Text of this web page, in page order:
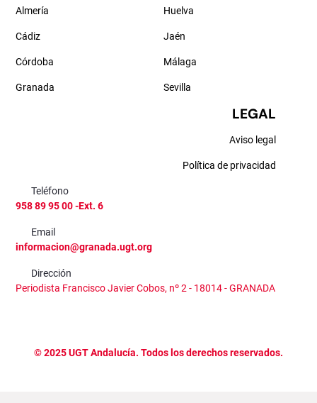
Almería
Cádiz
Córdoba
Granada
Huelva
Jaén
Málaga
Sevilla
LEGAL
Aviso legal
Política de privacidad
Teléfono
958 89 95 00 -Ext. 6
Email
informacion@granada.ugt.org
Dirección
Periodista Francisco Javier Cobos, nº 2 - 18014 - GRANADA
©2025UGT Andalucía. Todos los derechos reservados.